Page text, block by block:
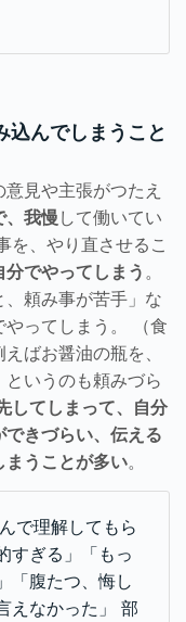
込んでしまうこと
見や主張がつたえ
、我慢 して働いてい
を、やり直させるこ
分でやってしまう 。
、頼み事が苦手」な
ってしまう。 （食
ばお醤油の瓶を、
というのも頼みづら
してしまって、自分
きづらい、伝える
まうことが多い。
で理解してもら
すぎる」「もっ
「腹たつ、悔し
えなかった」 部